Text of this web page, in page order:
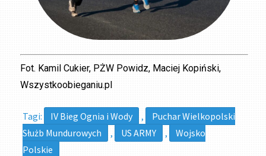
Fot. Kamil Cukier, PŻW Powidz, Maciej Kopiński,
Wszystkoobieganiu.pl
Tagi: IV Bieg Ognia i Wody ,
Puchar Wielkopolski
Służb Mundurowych
, US ARMY ,
Wojsko
Polskie